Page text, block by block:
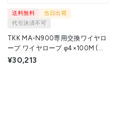
送料無料
当日出荷
代引決済不可
TKK MA-N900専用交換ワイヤロ
ープ ワイヤロープ φ4×100M (麻
芯6×19) 4X100M MA-N900 1本
¥30,213